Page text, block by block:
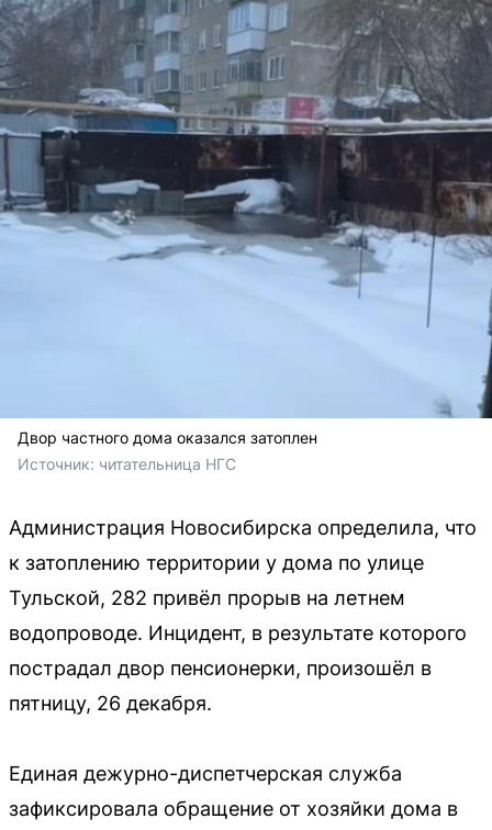
Двор частного дома оказался затоплен
Источник: читательница НГС
Администрация Новосибирска определила, что
к затоплению территории у дома по улице
Тульской, 282 привёл прорыв на летнем
водопроводе. Инцидент, в результате которого
пострадал двор пенсионерки, произошёл в
пятницу, 26 декабря.
Единая дежурно-диспетчерская служба
зафиксировала обращение от хозяйки дома в